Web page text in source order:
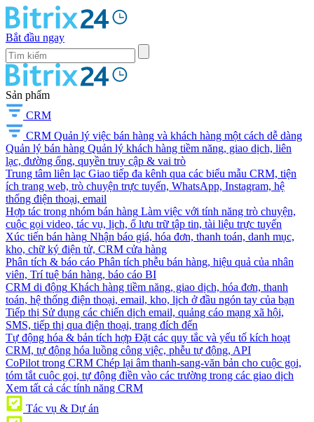
Bắt đầu ngay
Sản phẩm
CRM
CRM Quản lý việc bán hàng và khách hàng một cách dễ dàng
Quản lý bán hàng Quản lý khách hàng tiềm năng, giao dịch, liên
lạc, đường ống, quyền truy cập & vai trò
Trung tâm liên lạc Giao tiếp đa kênh qua các biểu mẫu CRM, tiện
ích trang web, trò chuyện trực tuyến, WhatsApp, Instagram, hệ
thống điện thoại, email
Hợp tác trong nhóm bán hàng Làm việc với tính năng trò chuyện,
cuộc gọi video, tác vụ, lịch, ổ lưu trữ tập tin, tài liệu trực tuyến
Xúc tiến bán hàng Nhận báo giá, hóa đơn, thanh toán, danh mục,
kho, chữ ký điện tử, CRM cửa hàng
Phân tích & báo cáo Phân tích phễu bán hàng, hiệu quả của nhân
viên, Trí tuệ bán hàng, báo cáo BI
CRM di động Khách hàng tiềm năng, giao dịch, hóa đơn, thanh
toán, hệ thống điện thoại, email, kho, lịch ở đầu ngón tay của bạn
Tiếp thị Sử dụng các chiến dịch email, quảng cáo mạng xã hội,
SMS, tiếp thị qua điện thoại, trang đích đến
Tự động hóa & bản tích hợp Đặt các quy tắc và yếu tố kích hoạt
CRM, tự động hóa luồng công việc, phễu tự động, API
CoPilot trong CRM Chép lại âm thanh-sang-văn bản cho cuộc gọi,
tóm tắt cuộc gọi, tự động điền vào các trường trong các giao dịch
Xem tất cả các tính năng CRM
Tác vụ & Dự án